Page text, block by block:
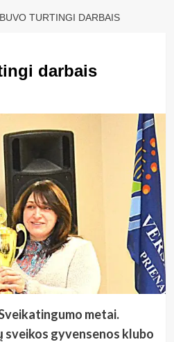
TURTINGI DARBAIS
darbais
metai.
sveikos gyvensenos klubo